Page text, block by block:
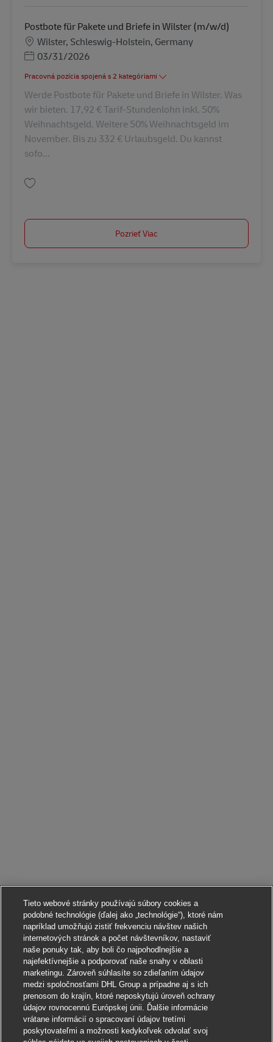
Postbote für Pakete und Briefe in Wilster (m/w/d)
Miesto
Wilster, Schleswig-Holstein, Germany
Posted Date
03/31/2026
Pracovná pozícia spojená s 2 kategóriami
Werde Postbote für Pakete und Briefe in Wilster. Was
wir bieten. 17,92 € Tarif-Stundenlohn inkl. 50%
Weihnachtsgeld. Weitere 50% Weihnachtsgeld im
November. Bis zu 332 € Urlaubsgeld. Du kannst
sofo...
Pozrieť Viac
Tieto webové stránky používajú súbory cookies a
podobné technológie (ďalej ako „technológie“), ktoré nám
napríklad umožňujú zistiť frekvenciu návštev našich
internetových stránok a počet návštevníkov, nastaviť
naše ponuky tak, aby boli čo najpohodlnejšie a
najefektívnejšie a podporovať naše snahy v oblasti
marketingu. Zároveň súhlasíte so zdieľaním údajov
medzi spoločnosťami DHL Group a prípadne aj s ich
prenosom do krajín, ktoré neposkytujú úroveň ochrany
údajov rovnocennú Európskej únii. Ďalšie informácie
vrátane informácií o spracovaní údajov tretími
poskytovateľmi a možnosti kedykoľvek odvolať svoj